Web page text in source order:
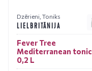
Dzērieni, Toniks
LIELBRITĀNIJA
Fever Tree
Mediterranean tonic
0,2 L